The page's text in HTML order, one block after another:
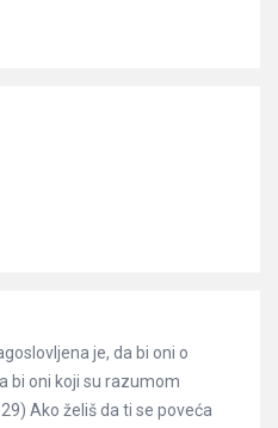
je, da bi oni o
bi oni koji su razumom
Ako želiš da ti se poveća